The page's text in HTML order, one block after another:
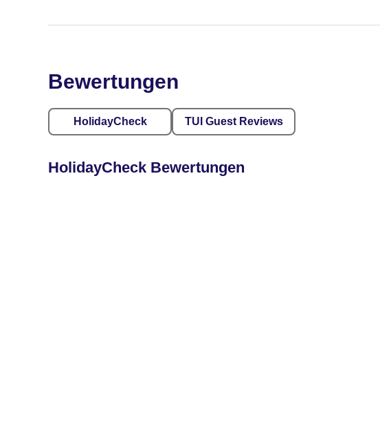
Bewertungen
HolidayCheck TUI Guest Reviews
HolidayCheck Bewertungen